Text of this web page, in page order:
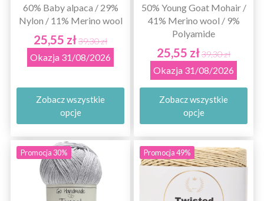
60% Baby alpaca / 29%
Nylon / 11% Merino wool
25,55 zł39,30 zł
Okazja 31/08/2026
Zobacz wszystkie
opcje
50% Young Goat Mohair /
41% Merino wool / 9%
Polyamide
25,55 zł39,30 zł
Okazja 31/08/2026
Zobacz wszystkie
opcje
Promocja 30% Promocja 49%